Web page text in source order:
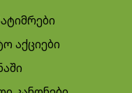
აქციები